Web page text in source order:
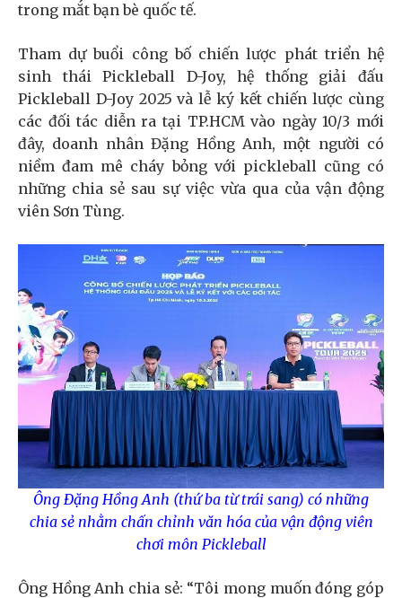
trong mắt bạn bè quốc tế.
Tham dự buổi công bố chiến lược phát triển hệ
sinh thái Pickleball D-Joy, hệ thống giải đấu
Pickleball D-Joy 2025 và lễ ký kết chiến lược cùng
các đối tác diễn ra tại TP.HCM vào ngày 10/3 mới
đây, doanh nhân Đặng Hồng Anh, một người có
niềm đam mê cháy bỏng với pickleball cũng có
những chia sẻ sau sự việc vừa qua của vận động
viên Sơn Tùng.
Ông Đặng Hồng Anh (thứ ba từ trái sang) có những
chia sẻ nhằm chấn chỉnh văn hóa của vận động viên
chơi môn Pickleball
Ông Hồng Anh chia sẻ: “Tôi mong muốn đóng góp